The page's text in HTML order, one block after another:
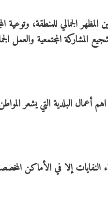
الجمالي للمنطقة، وتوعية
المشاركة المجتمعية
أعمال البلدية التي يشعر
النفايات إلا في الأماكن